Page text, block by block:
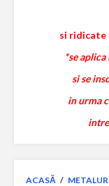
si ridicate
*se
si se
in urma
ACASĂ /